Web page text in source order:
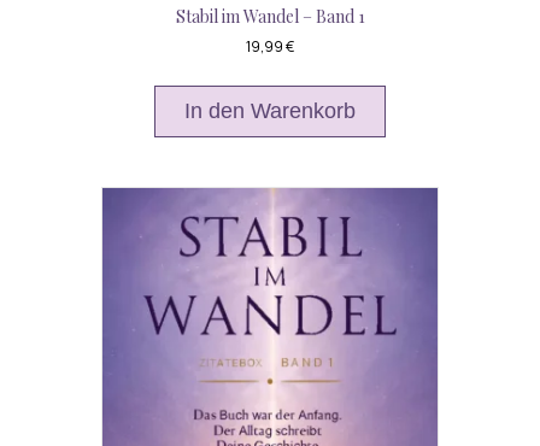
Stabil im Wandel – Band 1
19,99€
In den Warenkorb